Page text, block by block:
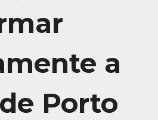
a
Porto